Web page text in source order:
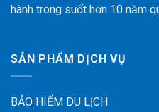
hành trong suốt hơn 10 năm
SẢN PHẨM DỊCH VỤ
BẢO HIỂM DU LỊCH